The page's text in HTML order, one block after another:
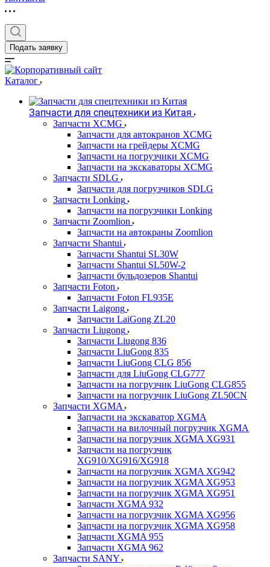
Подать заявку
Каталог
Запчасти для спецтехники из Китая
Запчасти XCMG
Запчасти для автокранов XCMG
Запчасти на грейдеры XCMG
Запчасти на погрузчики XCMG
Запчасти на экскаваторы XCMG
Запчасти SDLG
Запчасти для погрузчиков SDLG
Запчасти Lonking
Запчасти на погрузчики Lonking
Запчасти Zoomlion
Запчасти на автокраны Zoomlion
Запчасти Shantui
Запчасти Shantui SL30W
Запчасти Shantui SL50W-2
Запчасти бульдозеров Shantui
Запчасти Foton
Запчасти Foton FL935E
Запчасти Laigong
Запчасти LaiGong ZL20
Запчасти Liugong
Запчасти Liugong 836
Запчасти LiuGong 835
Запчасти LiuGong CLG 856
Запчасти для LiuGong CLG777
Запчасти на погрузчик LiuGong CLG855
Запчасти на погрузчик LiuGong ZL50CN
Запчасти XGMA
Запчасти на экскаватор XGMA
Запчасти на вилочный погрузчик XGMA
Запчасти на погрузчик XGMA XG931
Запчасти на погрузчик
XG910/XG916/XG918
Запчасти на погрузчик XGMA XG942
Запчасти на погрузчик XGMA XG953
Запчасти на погрузчик XGMA XG951
Запчасти XGMA 932
Запчасти на погрузчик XGMA XG956
Запчасти на погрузчик XGMA XG958
Запчасти XGMA 955
Запчасти XGMA 962
Запчасти SANY